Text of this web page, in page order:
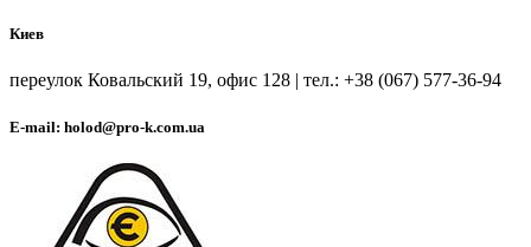
Киев
переулок Ковальский 19, офис 128 | тел.: +38 (067) 577-36-94
E-mail: holod@pro-k.com.ua